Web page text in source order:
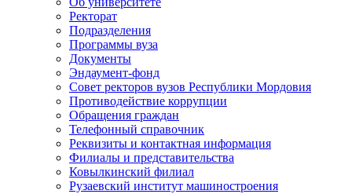
Ректорат
Подразделения
Программы вуза
Документы
Эндаумент-фонд
Совет ректоров вузов Республики Мордовия
Противодействие коррупции
Обращения граждан
Телефонный справочник
Реквизиты и контактная информация
Филиалы и представительства
Ковылкинский филиал
Рузаевский институт машиностроения